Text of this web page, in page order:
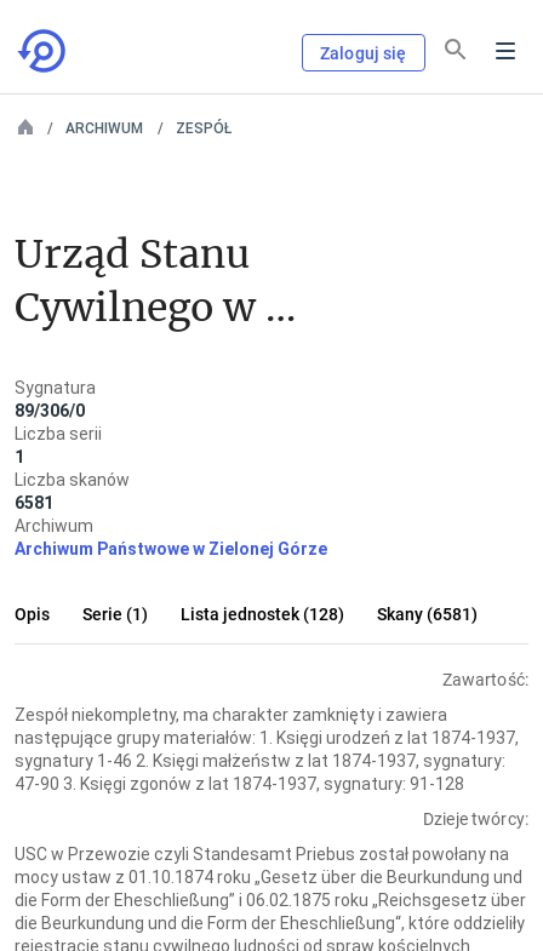
Zaloguj się
ARCHIWUM ZESPÓŁ
Urząd Stanu
Cywilnego w
Sygnatura
89/306/0
Liczba serii
1
Liczba skanów
6581
Archiwum
Archiwum Państwowe w Zielonej Górze
Opis Serie (1) Lista jednostek (128) Skany (6581)
Zawartość:
Zespół niekompletny, ma charakter zamknięty i zawiera
następujące grupy materiałów: 1. Księgi urodzeń z lat 1874-1937,
sygnatury 1-46 2. Księgi małżeństw z lat 1874-1937, sygnatury:
47-90 3. Księgi zgonów z lat 1874-1937, sygnatury: 91-128
Dzieje twórcy:
USC w Przewozie czyli Standesamt Priebus został powołany na
mocy ustaw z 01.10.1874 roku „Gesetz über die Beurkundung und
die Form der Eheschließung” i 06.02.1875 roku „Reichsgesetz über
die Beurkundung und die Form der Eheschließung“, które oddzieliły
rejestrację stanu cywilnego ludności od spraw kościelnych.